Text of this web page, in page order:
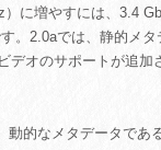
に増やすには、3.4
。2.0aでは、静的メタ
デオのサポートが追加
動的なメタデータであ